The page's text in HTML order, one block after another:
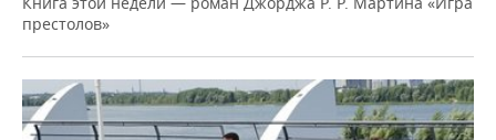
престолов»